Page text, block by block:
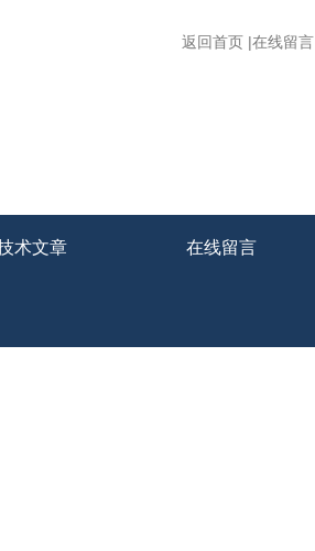
返回首页 |在线留言
术文章 在线留言